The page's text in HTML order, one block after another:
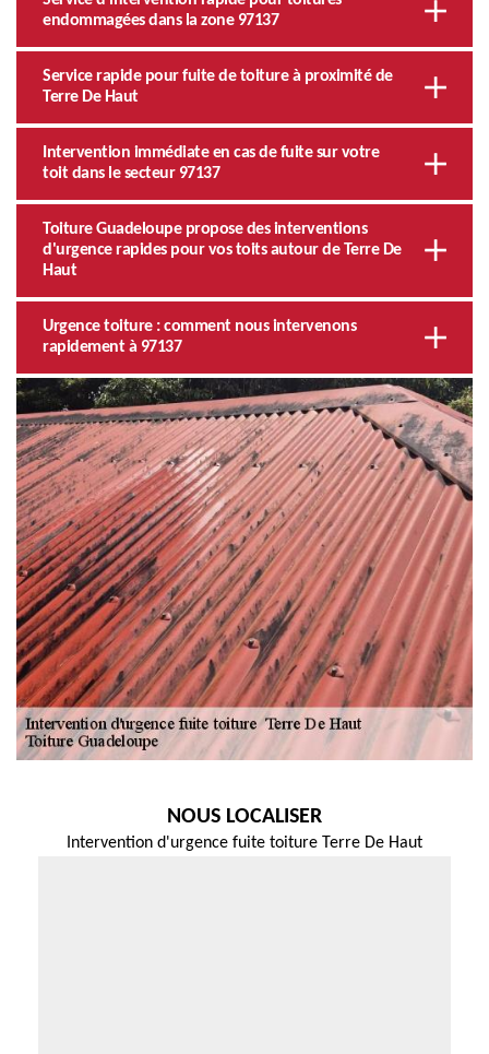
endommagées dans la zone 97137
Service rapide pour fuite de toiture à proximité de
Terre De Haut
Intervention immédiate en cas de fuite sur votre
toit dans le secteur 97137
Toiture Guadeloupe propose des interventions
d'urgence rapides pour vos toits autour de Terre De
Haut
Urgence toiture : comment nous intervenons
rapidement à 97137
NOUS LOCALISER
Intervention d'urgence fuite toiture Terre De Haut